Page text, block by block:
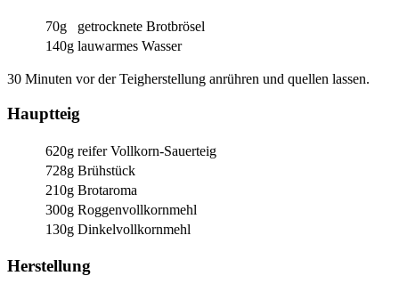
70g
getrocknete Brotbrösel
140g lauwarmes Wasser
30 Minuten vor der Teigherstellung anrühren und quellen lassen.
Hauptteig
620g reifer Vollkorn-Sauerteig
728g Brühstück
210g Brotaroma
300g Roggenvollkornmehl
130g Dinkelvollkornmehl
Herstellung